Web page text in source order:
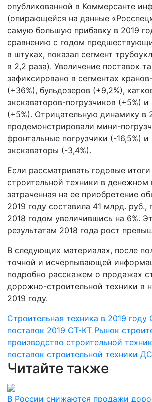
опубликованной в Коммерсанте
(опирающейся на данные
самую большую прибавку в 2019
сравнению с годом
в штуках, показал сегмент
в 2,2 раза). Увеличение поставок
зафиксировано в сегментах
(+36%), бульдозеров (+9,2%),
экскаваторов-погрузчиков (+5%) и
(+5%). Отрицательную динамику в
продемонстрировали мини-
фронтальные погрузчики (-16,5%)
экскаваторы (-3,4%).
Если рассматривать годовые
строительной техники в
затраченная на ее приобретение
2019 году составила 41 млрд. руб.,
2018 годом увеличившись на 6%.
результатам 2018 года рост
В следующих материалах, после
точной и исчерпывающей
подробно расскажем о продажах
дорожно-строительной техники в
2019 году.
Строительная техника в 2019 году
поставок 2019 СТ-КТ Рынок
производство строительной
поставок строительной техники
Читайте также
В России снижаются продажи